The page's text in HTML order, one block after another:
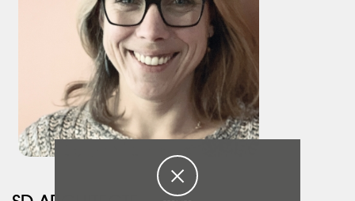
sud, protégé par des pergolas, on flâne en bord de piscine.
Au final, des clients heureux !